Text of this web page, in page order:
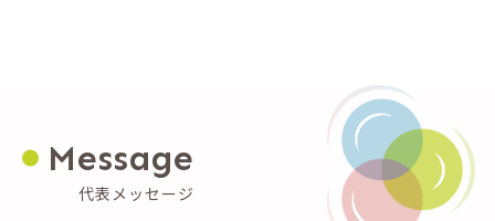
Message
代表メッセージ